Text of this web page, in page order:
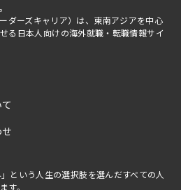
ダーズキャリア）は、東南アジアを中心
る日本人向けの海外就職・転職情報サイ
という人生の選択肢を選んだすべての人
す。